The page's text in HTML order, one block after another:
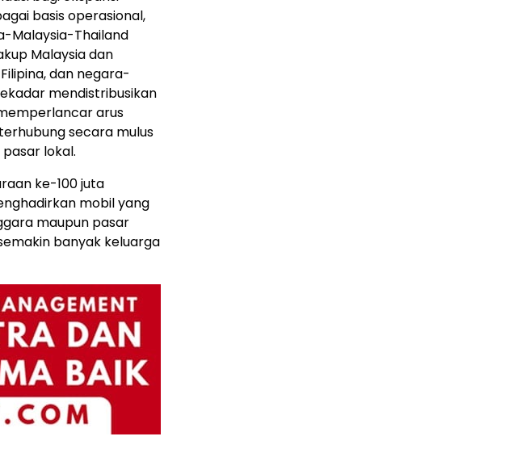
basis operasional,
Malaysia-Thailand
Malaysia dan
dan negara-
mendistribusikan
arus
secara mulus
lokal.
ke-100 juta
mobil yang
maupun pasar
banyak keluarga